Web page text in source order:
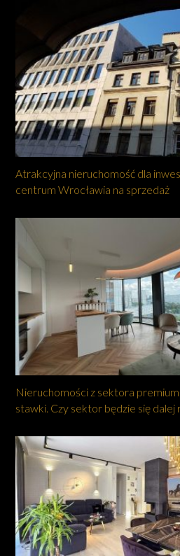
Atrakcyjna nieruchomość dla
centrum Wrocławia na sprzedaż
Nieruchomości z sektora
stawki. Czy sektor będzie się dalej